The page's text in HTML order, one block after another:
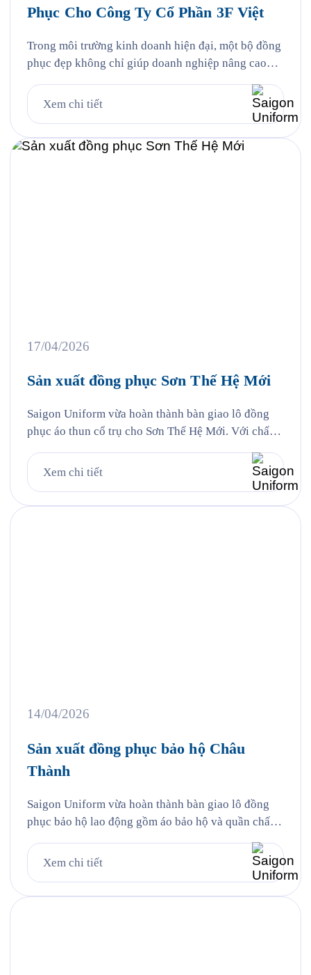
Phục Cho Công Ty Cổ Phần 3F Việt
Trong môi trường kinh doanh hiện đại, một bộ đồng
phục đẹp không chỉ giúp doanh nghiệp nâng cao
tạo nên hình ảnh chuyên nghiệp, chỉn chu trong mắt
khách hàng và đối tác. Đồng thời, đây cũng là yếu
Xem chi tiết
17/04/2026
Sản xuất đồng phục Sơn Thế Hệ Mới
Saigon Uniform vừa hoàn thành bàn giao lô đồng
phục áo thun cổ trụ cho Sơn Thế Hệ Mới. Với chất
nét, áo đồng phục không chỉ đảm bảo tính năng mặc
hàng ngày mà còn trở thành công cụ nhận diện
Xem chi tiết
14/04/2026
Sản xuất đồng phục bảo hộ Châu
Thành
Saigon Uniform vừa hoàn thành bàn giao lô đồng
phục bảo hộ lao động gồm áo bảo hộ và quần chất
Châu Thành (Châu Thành Petro) — một trong
những thương nhân phân phối xăng dầu lớn tại khu
Xem chi tiết